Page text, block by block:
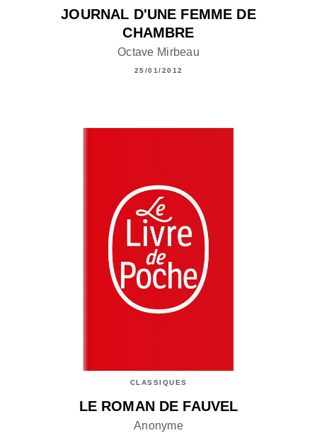
JOURNAL D'UNE FEMME DE
CHAMBRE
Octave Mirbeau
25/01/2012
CLASSIQUES
LE ROMAN DE FAUVEL
Anonyme